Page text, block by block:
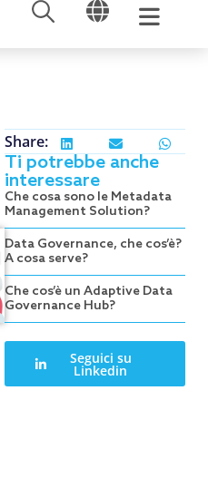
APRI APRI
Share:
Ti potrebbe anche
interessare
Che cosa sono le Metadata
Management Solution?
Data Governance, che cos’è?
A cosa serve?
Che cos’è un Adaptive Data
Governance Hub?
Seguici su
Linkedin